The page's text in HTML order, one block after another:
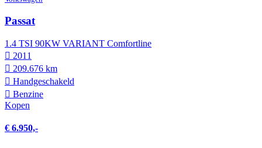
Passat
1.4 TSI 90KW VARIANT Comfortline
2011
209.676 km
Hand­geschakeld
Benzine
Kopen
€ 6.950,-